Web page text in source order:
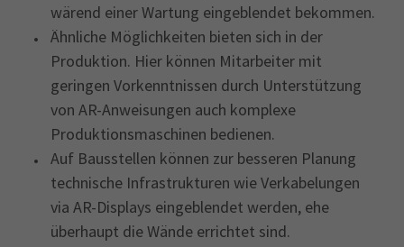
wärend einer Wartung eingeblendet bekommen.
Ähnliche Möglichkeiten bieten sich in der
Produktion. Hier können Mitarbeiter mit
geringen Vorkenntnissen durch Unterstützung
von AR-Anweisungen auch komplexe
Produktionsmaschinen bedienen.
Auf Bausstellen können zur besseren Planung
technische Infrastrukturen wie Verkabelungen
via AR-Displays eingeblendet werden, ehe
überhaupt die Wände errichtet sind.